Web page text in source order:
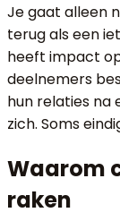
Je gaat alleen
terug als een
heeft impact
deelnemers
hun relaties na
zich. Soms
Waarom
raken